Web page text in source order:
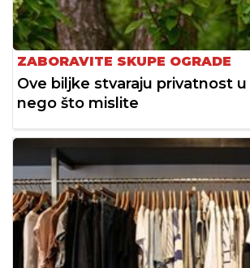
ZABORAVITE SKUPE OGRADE
Ove biljke stvaraju privatnost
nego što mislite